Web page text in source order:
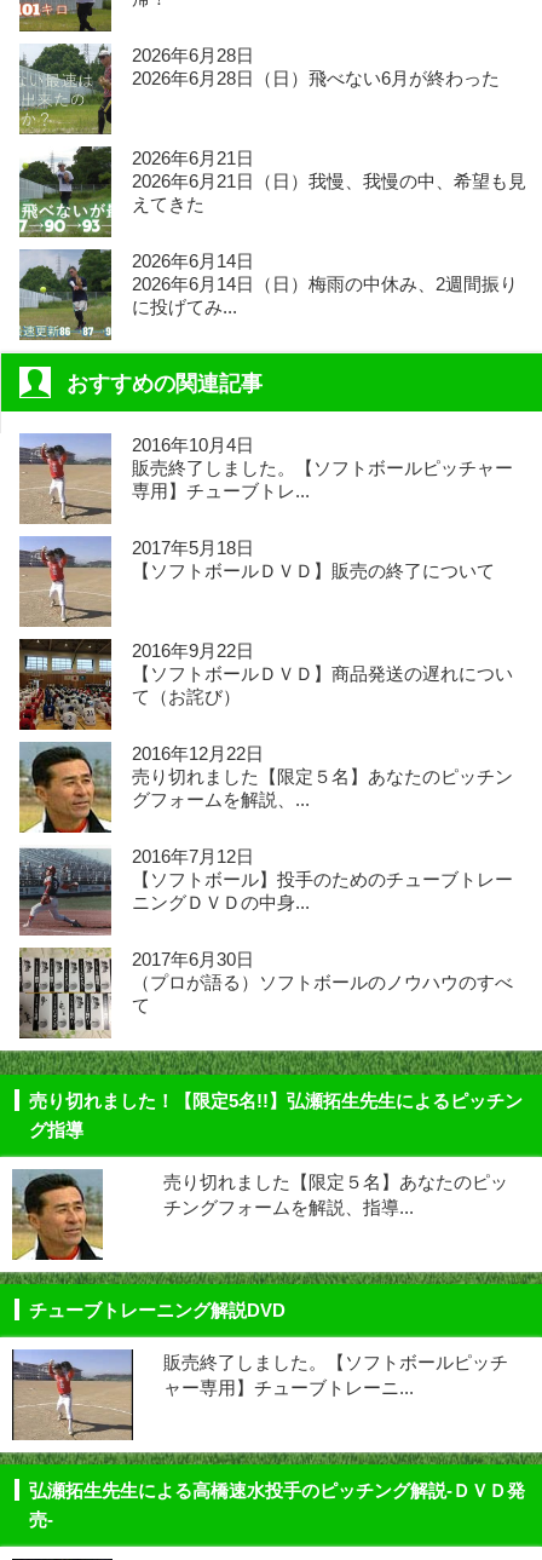
2026年6月28日
2026年6月28日（日）飛べない6月が終わった
2026年6月21日
2026年6月21日（日）我慢、我慢の中、希望も見
えてきた
2026年6月14日
2026年6月14日（日）梅雨の中休み、2週間振り
に投げてみ...
おすすめの関連記事
2016年10月4日
販売終了しました。【ソフトボールピッチャー
専用】チューブトレ...
2017年5月18日
【ソフトボールＤＶＤ】販売の終了について
2016年9月22日
【ソフトボールＤＶＤ】商品発送の遅れについ
て（お詫び）
2016年12月22日
売り切れました【限定５名】あなたのピッチン
グフォームを解説、...
2016年7月12日
【ソフトボール】投手のためのチューブトレー
ニングＤＶＤの中身...
2017年6月30日
（プロが語る）ソフトボールのノウハウのすべ
て
売り切れました！【限定5名!!】弘瀬拓生先生によるピッチン
グ指導
売り切れました【限定５名】あなたのピッ
チングフォームを解説、指導...
チューブトレーニング解説DVD
販売終了しました。【ソフトボールピッチ
ャー専用】チューブトレーニ...
弘瀬拓生先生による高橋速水投手のピッチング解説-ＤＶＤ発
売-